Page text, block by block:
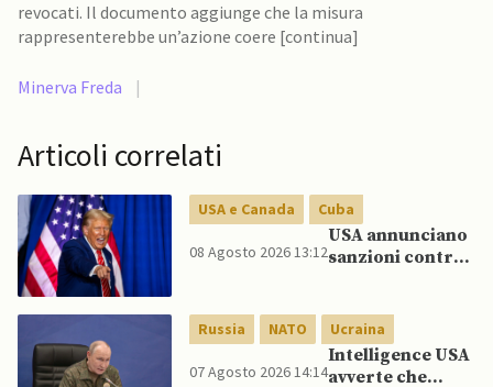
revocati. Il documento aggiunge che la misura
rappresenterebbe un’azione coere [continua]
Minerva Freda |
Articoli correlati
USA e Canada Cuba
08 Agosto 2026 13:12
USA annunciano
sanzioni contro
Russia NATO Ucraina
07 Agosto 2026 14:14
Intelligence USA
avverte che